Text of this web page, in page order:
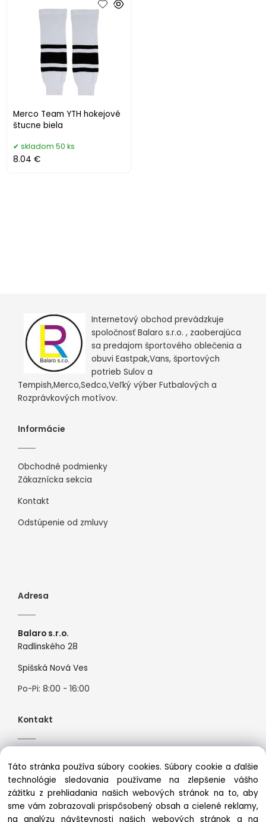
Merco Team YTH hokejové
štucne biela
skladom 50 ks
8.04 €
Internetový obchod prevádzkuje
spoločnosť Balaro s.r.o. , zaoberajúca
sa predajom športového oblečenia a
obuvi Eastpak,Vans, športových
potrieb Sulov a
Tempish,Merco,Sedco,Veľký výber Futbalových a
Rozprávkových motívov.
Informácie
Obchodné podmienky
Zákaznícka sekcia
Kontakt
Odstúpenie od zmluvy
Adresa
Balaro s.r.o.
Radlinského 28
Spišská Nová Ves
Po-Pi: 8:00 - 16:00
Kontakt
Mail:info@premiosport.sk
Táto stránka používa súbory cookies. Súbory cookie a ďalšie
technológie sledovania používame na zlepšenie vášho
zážitku z prehliadania našich webových stránok na to, aby
sme vám zobrazovali prispôsobený obsah a cielené reklamy,
na analýzu návštevnosti našich webových stránok a na